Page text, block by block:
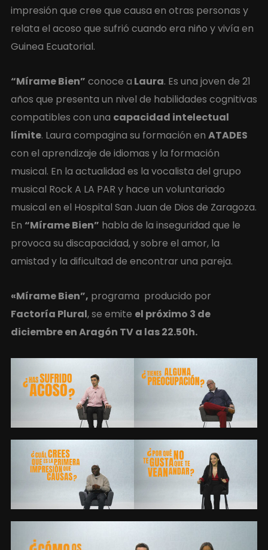
impresión que cree que causa en otras personas y
relata el acoso que sufrió cuando era niño y vivía en
Guinea Ecuatorial.
“Mírame Bien” conoce a Laura. Es una joven de 21
años que presenta un nivel de habilidades cognitivas
compatibles con una capacidad intelectual
límite. Laura compagina su formación en ATADES
con el aprendizaje de idiomas y la formación
musical. En la actualidad es la vocalista del grupo
musical Rock A LA PAR y hace un voluntariado
musical en el Hospital San Juan de Dios de Zaragoza.
En “Mírame Bien” habla de la inseguridad que le
provoca su discapacidad, y sobre el amor, la
amistad y la dificultad de encontrar una pareja.
«Mírame Bien”, programa producido por
Factoría Plural, se emite el próximo 3 de
diciembre en Aragón TV a las 22.50h.